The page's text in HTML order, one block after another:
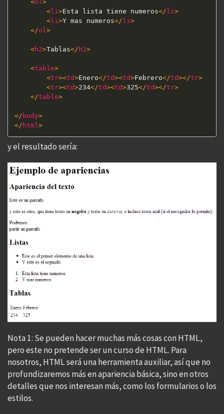
<ol>
< li>Esta lista tiene numeros</ li>
< li>Y mas numeros</ li>
</ol>
<h2>Tablas</ h2>
<table>
<tr><td>Enero</td><td>Febrero</td></tr>
<tr><td>234</td><td>325</td></tr>
</table>
</ body>
</ html>
y el resultado sería:
Nota 1: Se pueden hacer muchas más cosas con HTML,
pero este no pretende ser un curso de HTML. Para
nosotros, HTML será una herramienta auxiliar, así que no
profundizaremos más en apariencia básica, sino en otros
detalles que nos interesan más, como los formularios o los
estilos.